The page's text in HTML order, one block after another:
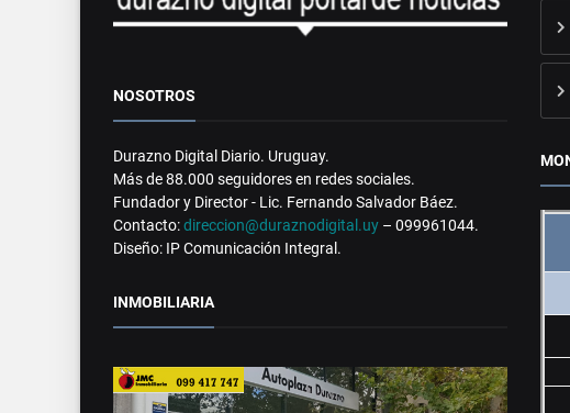
NOSOTROS
Durazno Digital Diario. Uruguay.
Más de 88.000 seguidores en redes sociales.
Fundador y Director - Lic. Fernando Salvador Báez.
Contacto:direccion@duraznodigital.uy – 099961044.
Diseño: IP Comunicación Integral.
INMOBILIARIA